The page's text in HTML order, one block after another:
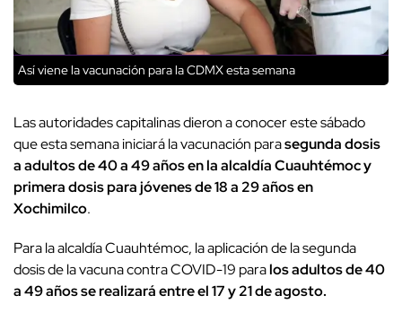
Así viene la vacunación para la CDMX esta semana
Las autoridades capitalinas dieron a conocer este sábado
que esta semana iniciará la vacunación parasegunda dosis
a adultos de 40 a 49 años en la alcaldía Cuauhtémoc y
primera dosis para jóvenes de 18 a 29 años en
Xochimilco.
Para la alcaldía Cuauhtémoc, la aplicación de la segunda
dosis de la vacuna contra COVID-19 paralos adultos de 40
a 49 años se realizará entre el 17 y 21 de agosto.